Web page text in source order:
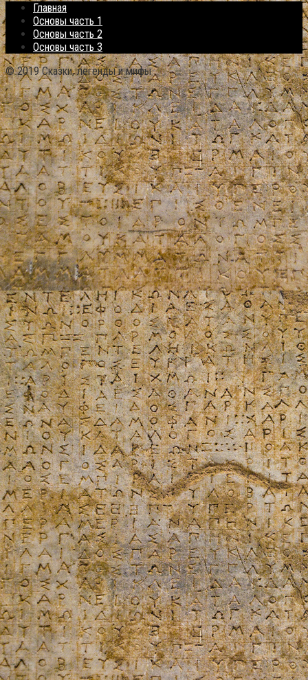
Главная
Основы часть 1
Основы часть 2
Основы часть 3
© 2019 Сказки, легенды и мифы